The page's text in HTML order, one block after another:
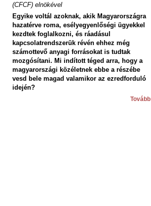
(CFCF) elnökével
Egyike voltál azoknak, akik Magyarországra
hazatérve roma, esélyegyenlőségi ügyekkel
kezdtek foglalkozni, és ráadásul
kapcsolatrendszerük révén ehhez még
számottevő anyagi forrásokat is tudtak
mozgósítani. Mi indított téged arra, hogy a
magyarországi közéletnek ebbe a részébe
vesd bele magad valamikor az ezredforduló
idején?
Tovább